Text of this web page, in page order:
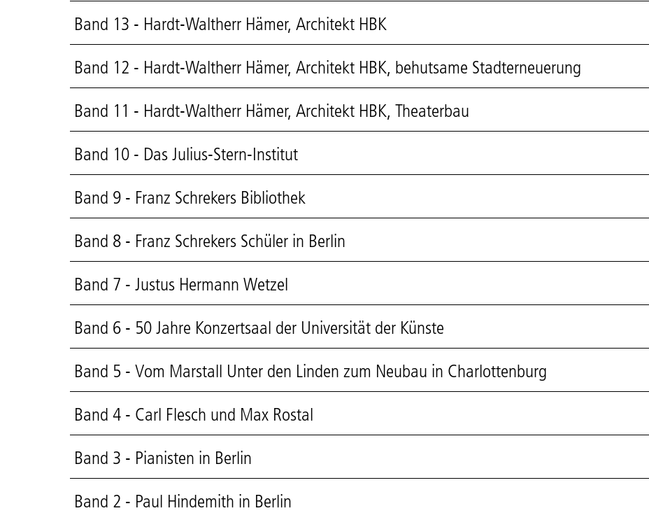
Band 13 - Hardt-Waltherr Hämer, Architekt HBK
Band 12 - Hardt-Waltherr Hämer, Architekt HBK, behutsame Stadterneuerung
Band 11 - Hardt-Waltherr Hämer, Architekt HBK, Theaterbau
Band 10 - Das Julius-Stern-Institut
Band 9 - Franz Schrekers Bibliothek
Band 8 - Franz Schrekers Schüler in Berlin
Band 7 - Justus Hermann Wetzel
Band 6 - 50 Jahre Konzertsaal der Universität der Künste
Band 5 - Vom Marstall Unter den Linden zum Neubau in Charlottenburg
Band 4 - Carl Flesch und Max Rostal
Band 3 - Pianisten in Berlin
Band 2 - Paul Hindemith in Berlin